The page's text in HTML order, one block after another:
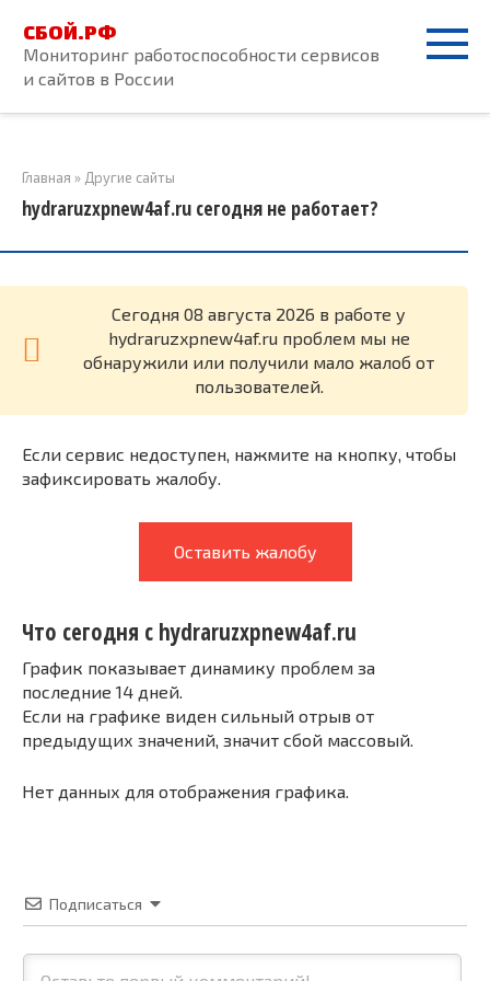
контенту
СБОЙ.РФ
Мониторинг работоспособности сервисов
и сайтов в России
Главная » Другие сайты
hydraruzxpnew4af.ru сегодня не работает?
Cегодня 08 августа 2026 в работе у
hydraruzxpnew4af.ru проблем мы не
обнаружили или получили мало жалоб от
пользователей.
Если сервис недоступен, нажмите на кнопку, чтобы
зафиксировать жалобу.
Оставить жалобу
Что сегодня с hydraruzxpnew4af.ru
График показывает динамику проблем за
последние 14 дней.
Если на графике виден сильный отрыв от
предыдущих значений, значит сбой массовый.
Нет данных для отображения графика.
Подписаться